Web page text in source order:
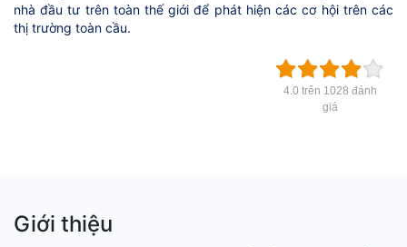
nhà đầu tư trên toàn thế giới để phát hiện các cơ hội trên các
thị trường toàn cầu.
4.0 trên 1028 đánh
giá
Giới thiệu